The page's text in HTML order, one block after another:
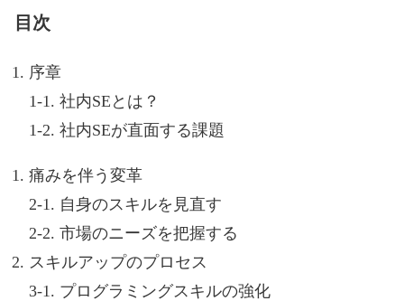
目次
序章
1-1. 社内SEとは？
1-2. 社内SEが直面する課題
痛みを伴う変革
2-1. 自身のスキルを見直す
2-2. 市場のニーズを把握する
スキルアップのプロセス
3-1. プログラミングスキルの強化